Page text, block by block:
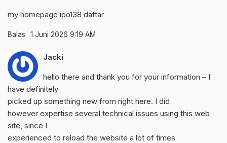
my homepage ipo138 daftar
Balas 1 Juni 2026 9:19 AM
Jacki
hello there and thank you for your information – I
have definitely
picked up something new from right here. I did
however expertise several technical issues using this web
site, since I
experienced to reload the website a lot of times